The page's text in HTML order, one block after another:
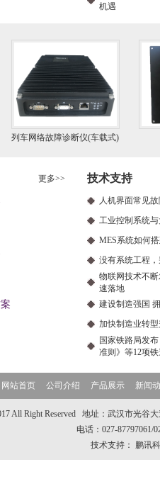
机遇
列车网络故障诊断仪(车载式)
更多>> 技术支持
人机界面常见
工业控制系统
MES系统如何
没有系统工程
物联网技术不
速落地
建设制造强国
加快制造业转
国家铁路局发
准则》等12项
网站首页 公司介绍 产品展示 新闻
All Right Reserved 地址：武汉市光
电话：027-
技术支持：
鹏讯